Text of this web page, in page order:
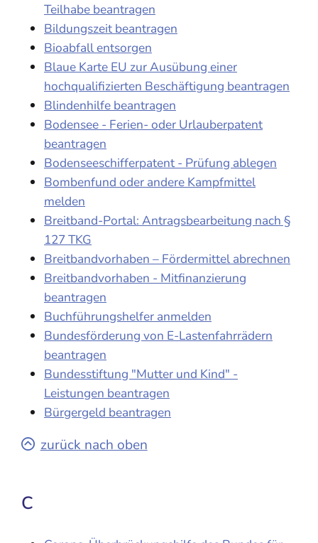
Teilhabe beantragen
Bildungszeit beantragen
Bioabfall entsorgen
Blaue Karte EU zur Ausübung einer
hochqualifizierten Beschäftigung beantragen
Blindenhilfe beantragen
Bodensee - Ferien- oder Urlauberpatent
beantragen
Bodenseeschifferpatent - Prüfung ablegen
Bombenfund oder andere Kampfmittel
melden
Breitband-Portal: Antragsbearbeitung nach §
127 TKG
Breitbandvorhaben – Fördermittel abrechnen
Breitbandvorhaben - Mitfinanzierung
beantragen
Buchführungshelfer anmelden
Bundesförderung von E-Lastenfahrrädern
beantragen
Bundesstiftung "Mutter und Kind" -
Leistungen beantragen
Bürgergeld beantragen
zurück nach oben
C